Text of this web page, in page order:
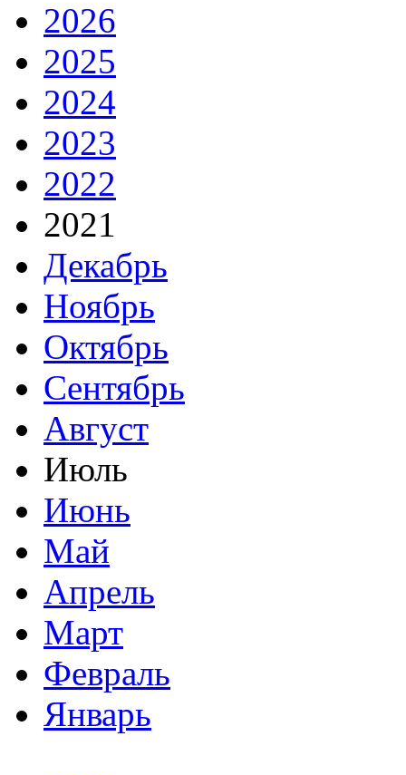
2026
2025
2024
2023
2022
2021
Декабрь
Ноябрь
Октябрь
Сентябрь
Август
Июль
Июнь
Май
Апрель
Март
Февраль
Январь